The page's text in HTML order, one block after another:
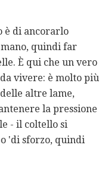
è di ancorarlo
quindi far
È qui che un vero
vivere: è molto più
altre lame,
la pressione
- il coltello si
'di sforzo, quindi